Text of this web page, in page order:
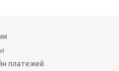
платежей